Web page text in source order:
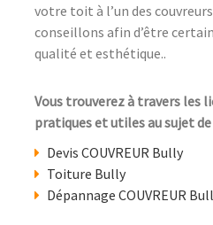
votre toit à l’un des
conseillons afin d’être
qualité et esthétique..
Vous trouverez à travers les
pratiques et utiles au sujet
Devis COUVREUR Bully
Toiture Bully
Dépannage COUVREUR